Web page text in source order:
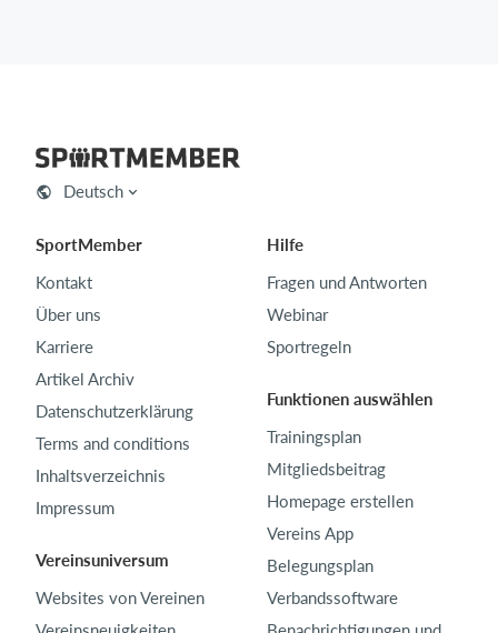
Deutsch
SportMember
Kontakt
Über uns
Karriere
Artikel Archiv
Datenschutzerklärung
Terms and conditions
Inhaltsverzeichnis
Impressum
Vereinsuniversum
Websites von Vereinen
Hilfe
Fragen und Antworten
Webinar
Sportregeln
Funktionen auswählen
Trainingsplan
Mitgliedsbeitrag
Homepage erstellen
Vereins App
Belegungsplan
Verbandssoftware